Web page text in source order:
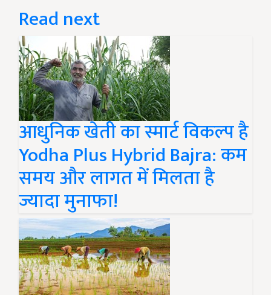
Read next
आधुनिक खेती का स्मार्ट विकल्प है
Yodha Plus Hybrid Bajra: कम
समय और लागत में मिलता है
ज्यादा मुनाफा!